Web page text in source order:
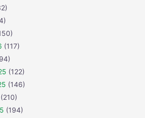
(117)
(122)
(146)
(210)
(194)